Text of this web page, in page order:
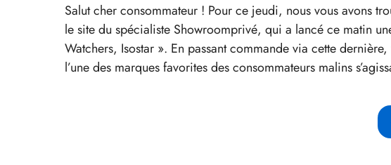
Salut cher consommateur ! Pour ce jeudi, nous vous avons
le site du spécialiste Showroomprivé, qui a lancé ce matin
Watchers, Isostar ». En passant commande via cette
l’une des marques favorites des consommateurs malins